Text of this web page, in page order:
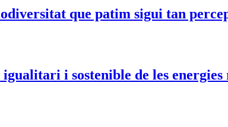
que patim sigui tan
i sostenible de les energies